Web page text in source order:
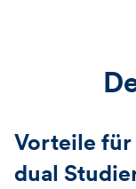
Vorteile
dual